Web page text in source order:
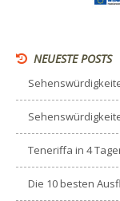
NEUESTE POSTS
Teneriffa in 4
Die 10 besten